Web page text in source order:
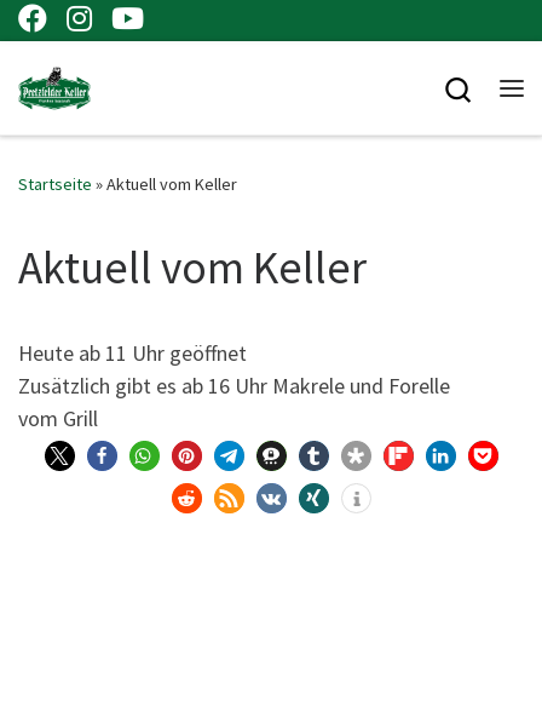
Zum Inhalt springen
Startseite »Aktuell vom Keller
Aktuell vom Keller
Heu­te ab 11 Uhr geöffnet
Zusätz­lich gibt es ab 16 Uhr Makre­le und Forel­le
vom Grill